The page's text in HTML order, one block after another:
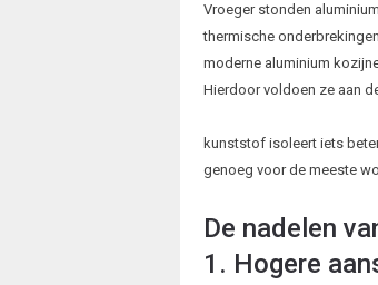
Vroeger stonden
thermische
moderne aluminium
Hierdoor voldoen ze aan
kunststof isoleert iets
genoeg voor de meeste
De nadelen
1. Hogere